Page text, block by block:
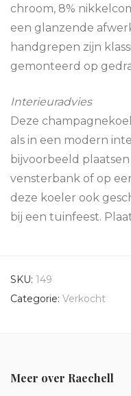
chroom, 8%
een glanzende
handgrepen zijn
gemonteerd op
Interieuradvies
Deze
als in een modern
bijvoorbeeld
vensterbank of op
deze koeler ook
bij een tuinfeest.
SKU: 149
Categorie: Verkocht
Meer over Raechell